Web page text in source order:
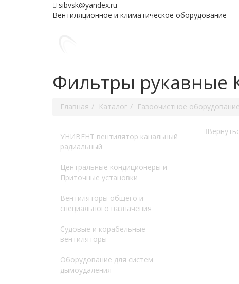
sibvsk@yandex.ru
Вентиляционное и климатическое оборудование
Фильтры рукавные
Главная Каталог Газоочистное оборудование
УНИВЕНТ вентилятор канальный
радиальный
Центральные кондиционеры и
Приточные установки
Вентиляторы общего и
специального назначения
Судовые и корабельные
вентиляторы
Оборудование для систем
дымоудаления